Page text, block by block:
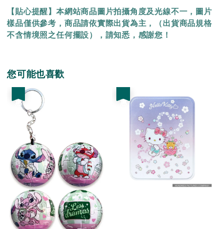
【貼心提醒】本網站商品圖片拍攝角度及光線不一，圖片
樣品僅供參考，商品請依實際出貨為主，（出貨商品規格
不含情境照之任何擺設），請知悉，感謝您！
您可能也喜歡